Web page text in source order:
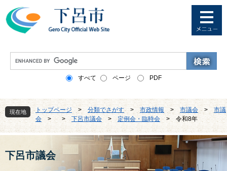
ー
ニ
本
文
へ
e
カ
ス
タ
検
索
すべて ページ PDF
現在地 トップページ > 分類でさがす > 市政情報 > 市議会 >
市議
会
> > 下呂市議会 > 定例会・臨時会 > 令和8年
下呂市議会